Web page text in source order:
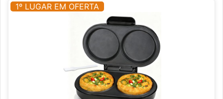
1º LUGAR EM OFERTA